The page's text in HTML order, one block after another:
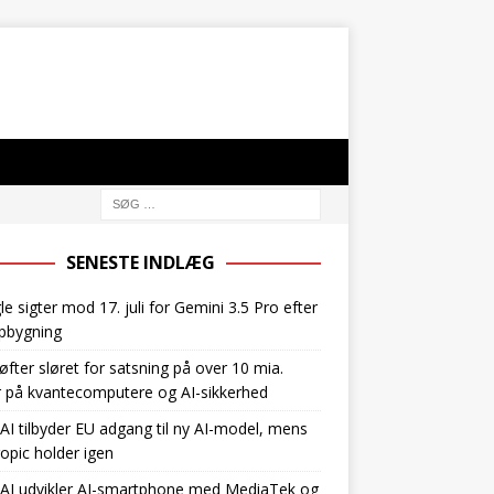
SENESTE INDLÆG
sigter mod 17. juli for Gemini 3.5 Pro efter
sløret for satsning på over 10 mia.
på kvantecomputere og AI-sikkerhed
tilbyder EU adgang til ny AI-model, mens
holder igen
udvikler AI-smartphone med MediaTek og